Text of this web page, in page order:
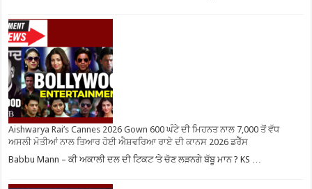
Aishwarya Rai’s Cannes 2026 Gown 600 ਘੰਟੇ ਦੀ ਮਿਹਨਤ ਨਾਲ 7,000 ਤੋਂ ਵੱਧ
ਅਸਲੀ ਮੋਤੀਆਂ ਨਾਲ ਤਿਆਰ ਹੋਈ ਐਸ਼ਵਰਿਆ ਰਾਏ ਦੀ ਕਾਨਸ 2026 ਡਰੈੱਸ
Babbu Mann – ਕੀ ਅਕਾਲੀ ਦਲ ਦੀ ਟਿਕਟ ‘ਤੇ ਚੋਣ ਲੜਨਗੇ ਬੱਬੂ ਮਾਨ ? KS …